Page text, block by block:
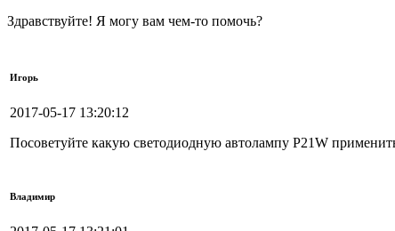
Здравствуйте! Я могу вам чем-то помочь?
Игорь
2017-05-17 13:20:12
Посоветуйте какую светодиодную автолампу P21W
Владимир